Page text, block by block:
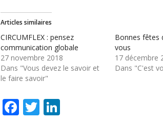
Articles similaires
CIRCUMFLEX : pensez
communication globale
27 novembre 2018
Dans "Vous devez le savoir et
le faire savoir"
Bonnes fêtes
vous
17 décembre
Dans "C'est
Facebook
Twitter